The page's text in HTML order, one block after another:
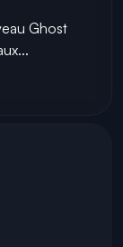
Ghost